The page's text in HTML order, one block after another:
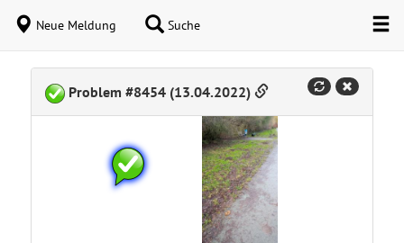
Neue Meldung Suche
Problem #8454 (13.04.2022)